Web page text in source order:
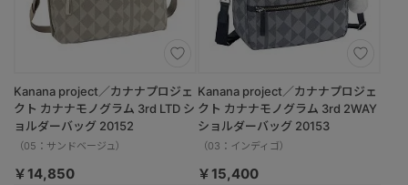
Kanana project／カナナプロジェ
クト カナナモノグラム 3rd LTD シ
ョルダーバッグ 20152
（05：サンドベージュ）
￥14,850
Kanana project／カナナプロジェ
クト カナナモノグラム 3rd 2WAY
ショルダーバッグ 20153
（03：インディゴ）
￥15,400